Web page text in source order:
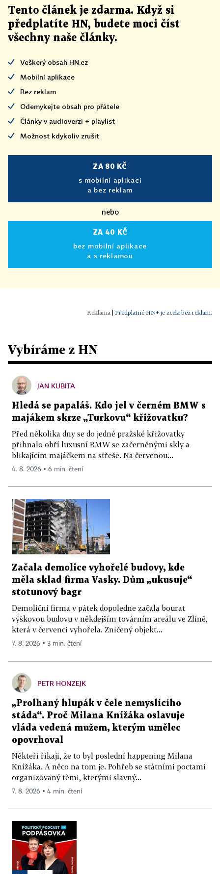
Tento článek je zdarma. Když si
předplatíte HN, budete moci číst
všechny naše články.
Veškerý obsah HN.cz
Mobilní aplikace
Bez reklam
Odemykejte obsah pro přátele
Články v audioverzi + playlist
Možnost kdykoliv zrušit
ZA 80 KČ
s mobilní aplikací
a bez reklam
nebo
ZA 40 KČ
bez mobilní aplikace
a s reklamou
Předplatné HN+ je zcela bez reklam.
Vybíráme z HN
JAN KUBITA
Hledá se papaláš. Kdo jel v černém BMW s
majákem skrze „Turkovu“ křižovatku?
Před několika dny se do jedné pražské křižovatky
přihnalo obří luxusní BMW se začerněnými skly a
blikajícím majáčkem na střeše. Na červenou...
4. 8. 2026 ▪ 6 min. čtení
Začala demolice vyhořelé budovy, kde
měla sklad firma Vasky. Dům „ukusuje“
stotunový bagr
Demoliční firma v pátek dopoledne začala bourat
výškovou budovu v někdejším továrním areálu ve Zlíně,
která v červenci vyhořela. Zničený objekt...
7. 8. 2026 ▪ 3 min. čtení
PETR HONZEJK
„Prolhaný hlupák v čele nemyslícího
stáda“. Proč Milana Knížáka oslavuje
vláda vedená mužem, kterým umělec
opovrhoval
Někteří říkají, že to byl poslední happening Milana
Knížáka. A něco na tom je. Pohřeb se státními poctami
organizovaný těmi, kterými slavný...
7. 8. 2026 ▪ 4 min. čtení